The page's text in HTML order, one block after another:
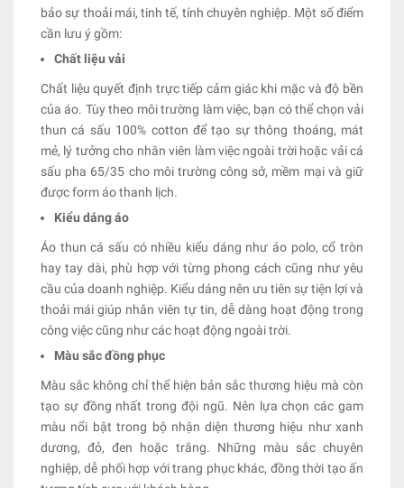
bảo sự thoải mái, tinh tế, tính chuyên nghiệp. Một số điểm
cần lưu ý gồm:
Chất liệu vải
Chất liệu quyết định trực tiếp cảm giác khi mặc và độ bền
của áo. Tùy theo môi trường làm việc, bạn có thể chọn vải
thun cá sấu 100% cotton để tạo sự thông thoáng, mát
mẻ, lý tưởng cho nhân viên làm việc ngoài trời hoặc vải cá
sấu pha 65/35 cho môi trường công sở, mềm mại và giữ
được form áo thanh lịch.
Kiểu dáng áo
Áo thun cá sấu có nhiều kiểu dáng như áo polo, cổ tròn
hay tay dài, phù hợp với từng phong cách cũng như yêu
cầu của doanh nghiệp. Kiểu dáng nên ưu tiên sự tiện lợi và
thoải mái giúp nhân viên tự tin, dễ dàng hoạt động trong
công việc cũng như các hoạt động ngoài trời.
Màu sắc đồng phục
Màu sắc không chỉ thể hiện bản sắc thương hiệu mà còn
tạo sự đồng nhất trong đội ngũ. Nên lựa chọn các gam
màu nổi bật trong bộ nhận diện thương hiệu như xanh
dương, đỏ, đen hoặc trắng. Những màu sắc chuyên
nghiệp, dễ phối hợp với trang phục khác, đồng thời tạo ấn